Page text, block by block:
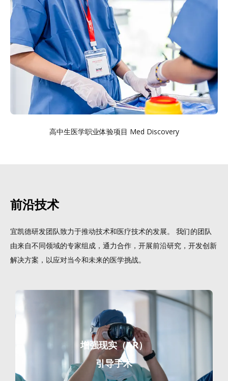
高中生医学职业体验项目 Med Discovery
前沿技术
宜凯德研发团队致力于推动技术和医疗技术的发展。 我们的团队
由来自不同领域的专家组成，通力合作，开展前沿研究，开发创新
解决方案，以应对当今和未来的医学挑战。
增强现实（AR）
引导手术